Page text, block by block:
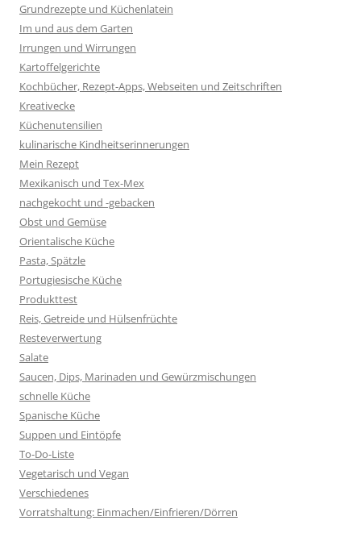
Grundrezepte und Küchenlatein
Im und aus dem Garten
Irrungen und Wirrungen
Kartoffelgerichte
Kochbücher, Rezept-Apps, Webseiten und Zeitschriften
Kreativecke
Küchenutensilien
kulinarische Kindheitserinnerungen
Mein Rezept
Mexikanisch und Tex-Mex
nachgekocht und -gebacken
Obst und Gemüse
Orientalische Küche
Pasta, Spätzle
Portugiesische Küche
Produkttest
Reis, Getreide und Hülsenfrüchte
Resteverwertung
Salate
Saucen, Dips, Marinaden und Gewürzmischungen
schnelle Küche
Spanische Küche
Suppen und Eintöpfe
To-Do-Liste
Vegetarisch und Vegan
Verschiedenes
Vorratshaltung: Einmachen/Einfrieren/Dörren